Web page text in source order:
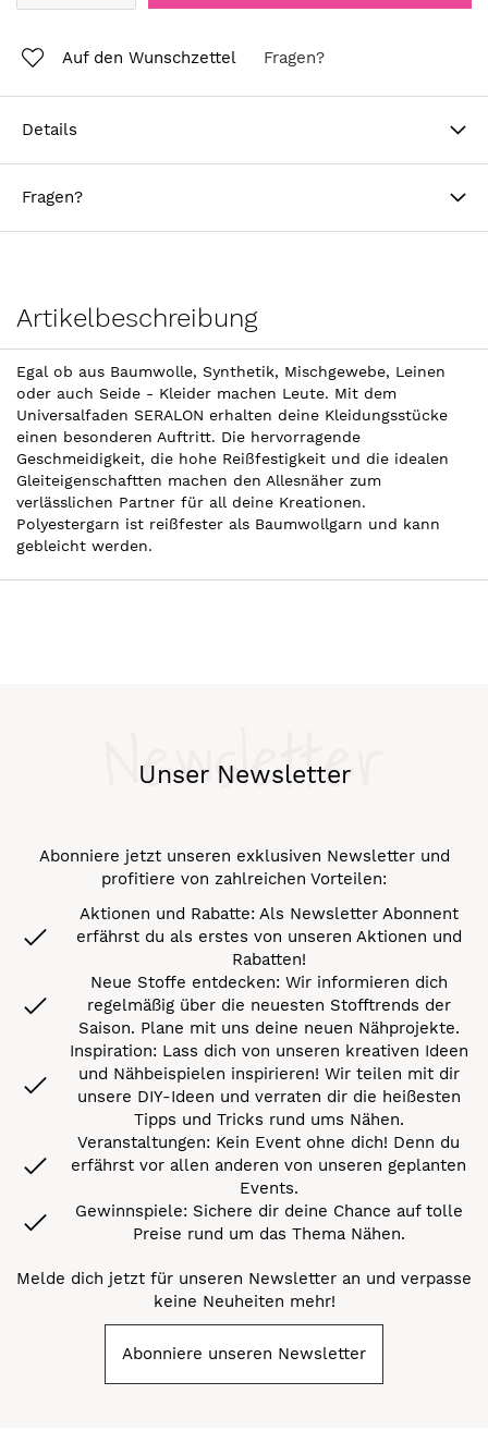
Auf den Wunschzettel Fragen?
Details
Fragen?
Artikelbeschreibung
Egal ob aus Baumwolle, Synthetik, Mischgewebe, Leinen
oder auch Seide - Kleider machen Leute. Mit dem
Universalfaden SERALON erhalten deine Kleidungsstücke
einen besonderen Auftritt. Die hervorragende
Geschmeidigkeit, die hohe Reißfestigkeit und die idealen
Gleiteigenschaftten machen den Allesnäher zum
verlässlichen Partner für all deine Kreationen.
Polyestergarn ist reißfester als Baumwollgarn und kann
gebleicht werden.
Unser Newsletter
Newsletter
Abonniere jetzt unseren exklusiven Newsletter und
profitiere von zahlreichen Vorteilen:
Aktionen und Rabatte: Als Newsletter Abonnent
erfährst du als erstes von unseren Aktionen und
Rabatten!
Neue Stoffe entdecken: Wir informieren dich
regelmäßig über die neuesten Stofftrends der
Saison. Plane mit uns deine neuen Nähprojekte.
Inspiration: Lass dich von unseren kreativen Ideen
und Nähbeispielen inspirieren! Wir teilen mit dir
unsere DIY-Ideen und verraten dir die heißesten
Tipps und Tricks rund ums Nähen.
Veranstaltungen: Kein Event ohne dich! Denn du
erfährst vor allen anderen von unseren geplanten
Events.
Gewinnspiele: Sichere dir deine Chance auf tolle
Preise rund um das Thema Nähen.
Melde dich jetzt für unseren Newsletter an und verpasse
keine Neuheiten mehr!
Abonniere unseren Newsletter